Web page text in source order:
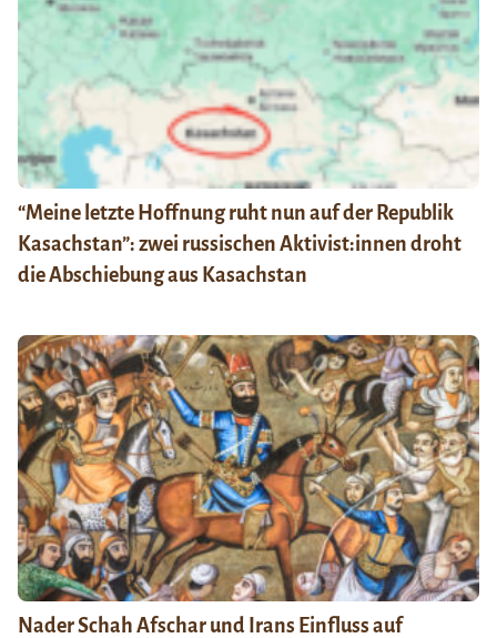
“Meine letzte Hoffnung ruht nun auf der Republik
Kasachstan”: zwei russischen Aktivist:innen droht
die Abschiebung aus Kasachstan
Nader Schah Afschar und Irans Einfluss auf